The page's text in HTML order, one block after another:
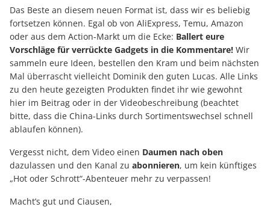
Das Beste an diesem neuen Format ist, dass wir es beliebig
fortsetzen können. Egal ob von AliExpress, Temu, Amazon
oder aus dem Action-Markt um die Ecke: Ballert eure
Vorschläge für verrückte Gadgets in die Kommentare! Wir
sammeln eure Ideen, bestellen den Kram und beim nächsten
Mal überrascht vielleicht Dominik den guten Lucas. Alle Links
zu den heute gezeigten Produkten findet ihr wie gewohnt
hier im Beitrag oder in der Videobeschreibung (beachtet
bitte, dass die China-Links durch Sortimentswechsel schnell
ablaufen können).
Vergesst nicht, dem Video einen Daumen nach oben
dazulassen und den Kanal zu abonnieren, um kein künftiges
„Hot oder Schrott“-Abenteuer mehr zu verpassen!
Macht’s gut und Ciausen,